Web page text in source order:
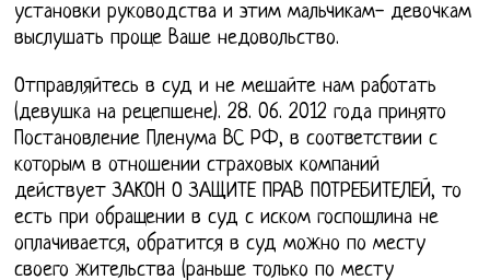
установки руководства и этим мальчикам- девочкам
выслушать проще Ваше недовольство.
Отправляйтесь в суд и не мешайте нам работать
(девушка на рецепшене). 28. 06. 2012 года принято
Постановление Пленума ВС РФ, в соответствии с
которым в отношении страховых компаний
действует ЗАКОН О ЗАЩИТЕ ПРАВ ПОТРЕБИТЕЛЕЙ, то
есть при обращении в суд с иском госпошлина не
оплачивается, обратится в суд можно по месту
своего жительства (раньше только по месту